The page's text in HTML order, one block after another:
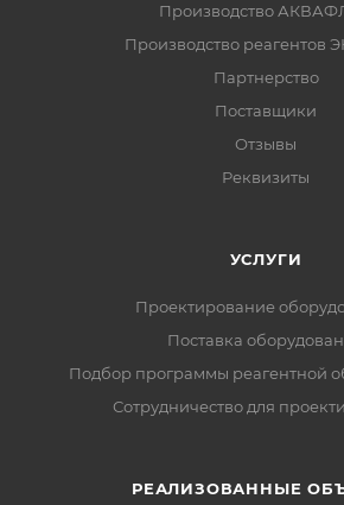
Производство
Производство реагентов
Партнерство
Поставщики
Отзывы
Реквизиты
УСЛУГИ
Проектирование
Поставка
Подбор программы реагентной
Сотрудничество для
РЕАЛИЗОВАННЫЕ